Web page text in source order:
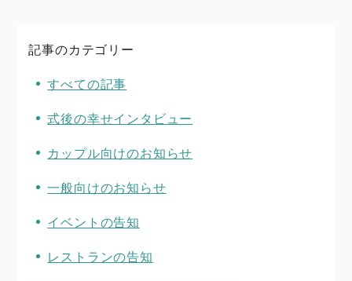
記事のカテゴリー
すべての記事
式後の幸せインタビュー
カップル向けのお知らせ
一般向けのお知らせ
イベントの告知
レストランの告知